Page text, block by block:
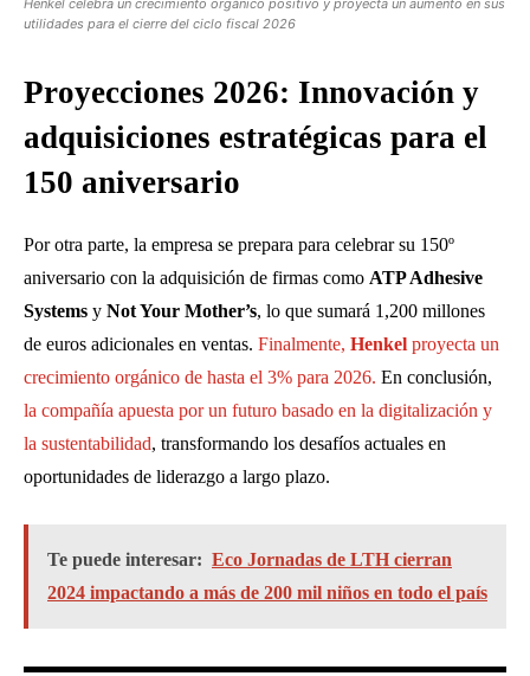
Henkel celebra un crecimiento orgánico positivo y proyecta un aumento en sus
utilidades para el cierre del ciclo fiscal 2026
Proyecciones 2026: Innovación y
adquisiciones estratégicas para el
150 aniversario
Por otra parte, la empresa se prepara para celebrar su 150º
aniversario con la adquisición de firmas como ATP Adhesive
Systems y Not Your Mother’s, lo que sumará 1,200 millones
de euros adicionales en ventas. Finalmente, Henkel proyecta un
crecimiento orgánico de hasta el 3% para 2026. En conclusión,
la compañía apuesta por un futuro basado en la digitalización y
la sustentabilidad, transformando los desafíos actuales en
oportunidades de liderazgo a largo plazo.
Te puede interesar: Eco Jornadas de LTH cierran
2024 impactando a más de 200 mil niños en todo el país